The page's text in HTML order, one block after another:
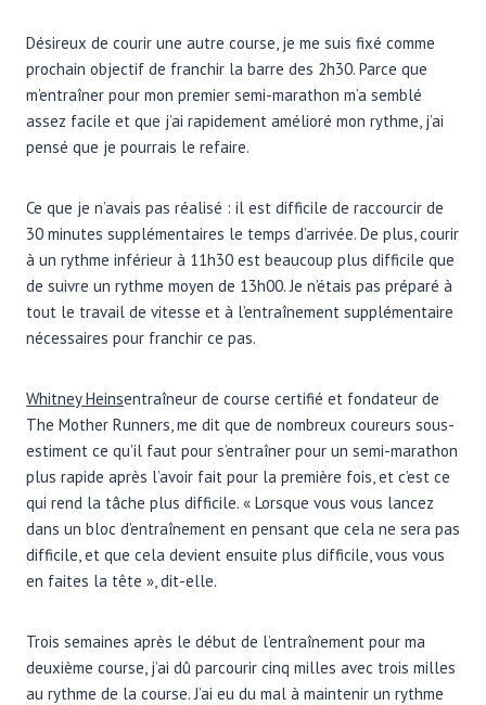
Désireux de courir une autre course, je me suis fixé comme
prochain objectif de franchir la barre des 2h30. Parce que
m’entraîner pour mon premier semi-marathon m’a semblé
assez facile et que j’ai rapidement amélioré mon rythme, j’ai
pensé que je pourrais le refaire.
Ce que je n’avais pas réalisé : il est difficile de raccourcir de
30 minutes supplémentaires le temps d’arrivée. De plus, courir
à un rythme inférieur à 11h30 est beaucoup plus difficile que
de suivre un rythme moyen de 13h00. Je n’étais pas préparé à
tout le travail de vitesse et à l’entraînement supplémentaire
nécessaires pour franchir ce pas.
Whitney Heinsentraîneur de course certifié et fondateur de
The Mother Runners, me dit que de nombreux coureurs sous-
estiment ce qu’il faut pour s’entraîner pour un semi-marathon
plus rapide après l’avoir fait pour la première fois, et c’est ce
qui rend la tâche plus difficile. « Lorsque vous vous lancez
dans un bloc d’entraînement en pensant que cela ne sera pas
difficile, et que cela devient ensuite plus difficile, vous vous
en faites la tête », dit-elle.
Trois semaines après le début de l’entraînement pour ma
deuxième course, j’ai dû parcourir cinq milles avec trois milles
au rythme de la course. J’ai eu du mal à maintenir un rythme